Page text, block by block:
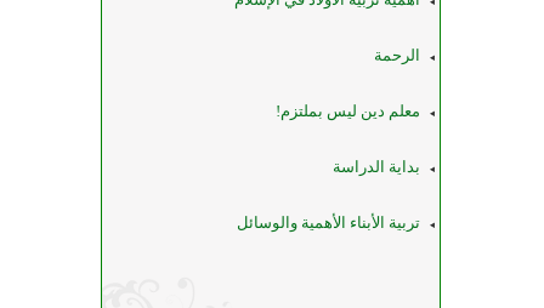
الرحمة
معلم دين ليس بملتزم!
بداية الدراسة
تربية الأبناء الأهمية والوسائل